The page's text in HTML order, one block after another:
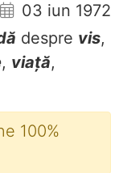
03 iun 1972
despre vis,
, viață,
100%